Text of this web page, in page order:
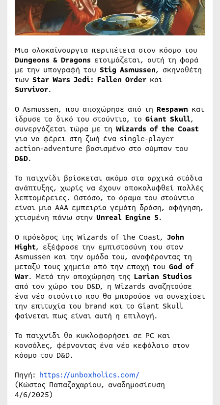
Μια ολοκαίνουργια περιπέτεια στον κόσμο του
Dungeons & Dragons ετοιμάζεται, αυτή τη φορά
με την υπογραφή του Stig Asmussen, σκηνοθέτη
των Star Wars Jedi: Fallen Order και
Survivor.
Ο Asmussen, που αποχώρησε από τη Respawn και
ίδρυσε το δικό του στούντιο, το Giant Skull,
συνεργάζεται τώρα με τη Wizards of the Coast
για να φέρει στη ζωή ένα single-player
action-adventure βασισμένο στο σύμπαν του
D&D.
Το παιχνίδι βρίσκεται ακόμα στα αρχικά στάδια
ανάπτυξης, χωρίς να έχουν αποκαλυφθεί πολλές
λεπτομέρειες. Ωστόσο, το όραμα του στούντιο
είναι μια AAA εμπειρία γεμάτη δράση, αφήγηση,
χτισμένη πάνω στην Unreal Engine 5.
Ο πρόεδρος της Wizards of the Coast, John
Hight, εξέφρασε την εμπιστοσύνη του στον
Asmussen και την ομάδα του, αναφέροντας τη
μεταξύ τους χημεία από την εποχή του God of
War. Μετά την αποχώρηση της Larian Studios
από τον χώρο του D&D, η Wizards αναζητούσε
ένα νέο στούντιο που θα μπορούσε να συνεχίσει
την επιτυχία του brand και το Giant Skull
φαίνεται πως είναι αυτή η επιλογή.
Το παιχνίδι θα κυκλοφορήσει σε PC και
κονσόλες, φέρνοντας ένα νέο κεφάλαιο στον
κόσμο του D&D.
Πηγή: https://unboxholics.com/
(Κώστας Παπαζαχαρίου, αναδημοσίευση
4/6/2025)